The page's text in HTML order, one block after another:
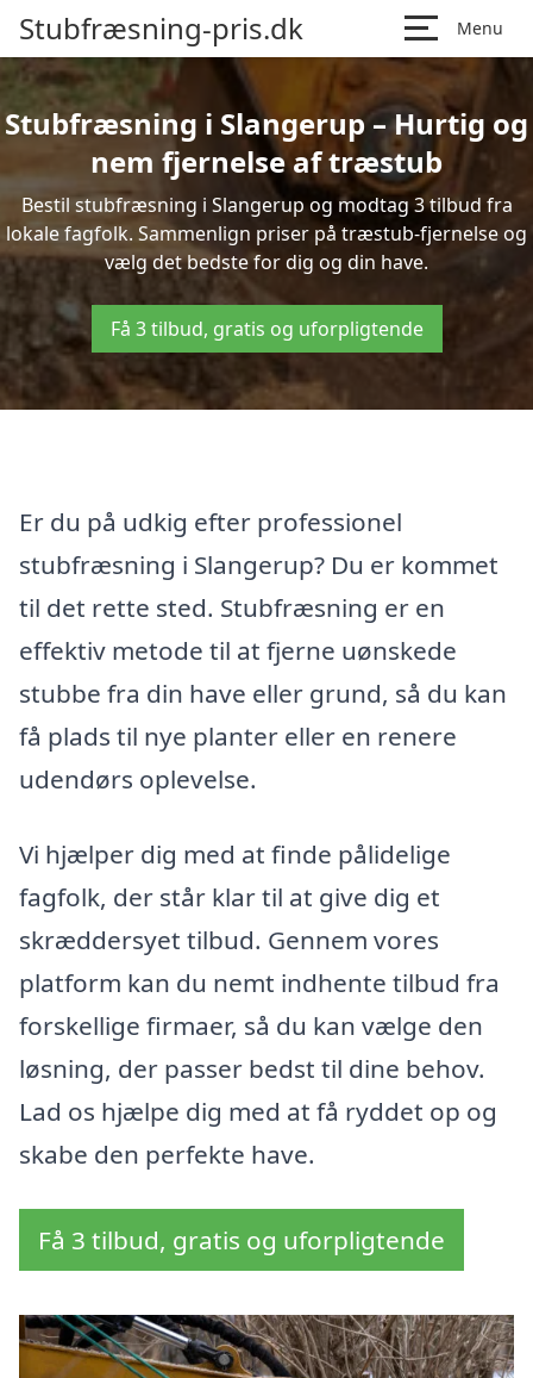
Stubfræsning-pris.dk Menu
Stubfræsning i Slangerup – Hurtig og
nem fjernelse af træstub
Bestil stubfræsning i Slangerup og modtag 3 tilbud fra
lokale fagfolk. Sammenlign priser på træstub-fjernelse og
vælg det bedste for dig og din have.
Få 3 tilbud, gratis og uforpligtende
Er du på udkig efter professionel
stubfræsning i Slangerup? Du er kommet
til det rette sted. Stubfræsning er en
effektiv metode til at fjerne uønskede
stubbe fra din have eller grund, så du kan
få plads til nye planter eller en renere
udendørs oplevelse.
Vi hjælper dig med at finde pålidelige
fagfolk, der står klar til at give dig et
skræddersyet tilbud. Gennem vores
platform kan du nemt indhente tilbud fra
forskellige firmaer, så du kan vælge den
løsning, der passer bedst til dine behov.
Lad os hjælpe dig med at få ryddet op og
skabe den perfekte have.
Få 3 tilbud, gratis og uforpligtende